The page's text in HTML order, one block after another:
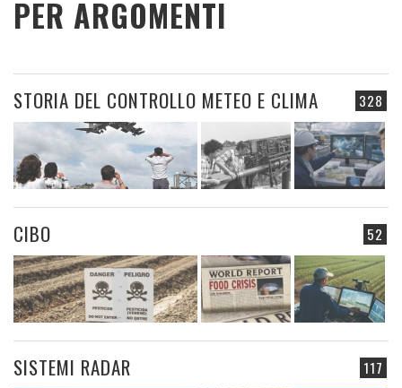
PER ARGOMENTI
328
STORIA DEL CONTROLLO METEO E CLIMA
52
CIBO
117
SISTEMI RADAR